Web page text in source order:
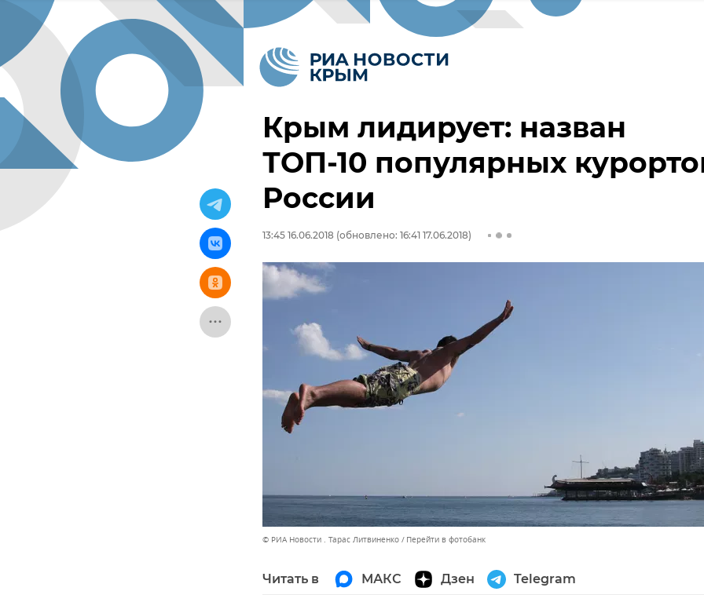
Крым лидирует: назван
ТОП-10 популярных
России
13:45 16.06.2018 (обновлено: 16:41 17.06.2018)
© РИА Новости . Тарас Литвиненко Перейти в фотобанк
Читать в МАКС Дзен Telegram